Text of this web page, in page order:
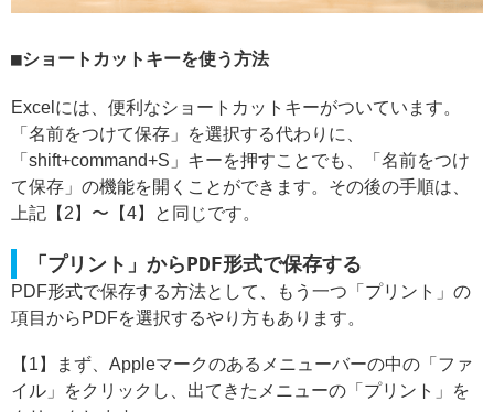
ショートカットキーを使う方法
Excelには、便利なショートカットキーがついています。
「名前をつけて保存」を選択する代わりに、
「shift+command+S」キーを押すことでも、「名前をつけ
て保存」の機能を開くことができます。その後の手順は、
上記【2】〜【4】と同じです。
「プリント」からPDF形式で保存する
PDF形式で保存する方法として、もう一つ「プリント」の
項目からPDFを選択するやり方もあります。
【1】まず、Appleマークのあるメニューバーの中の「ファ
イル」をクリックし、出てきたメニューの「プリント」を